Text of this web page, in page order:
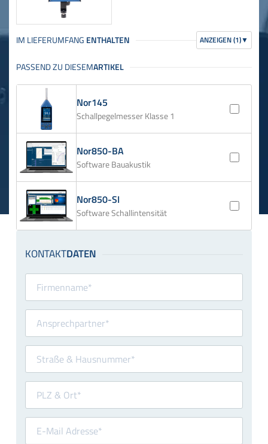
ANZEIGEN (1)▼
Nor145
Schallpegelmesser Klasse 1
Nor850-BA
Software Bauakustik
Nor850-SI
Software Schallintensität